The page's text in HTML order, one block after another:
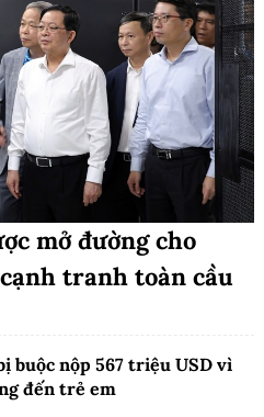
mở đường cho
tranh toàn cầu
buộc nộp 567 triệu USD vì
đến trẻ em